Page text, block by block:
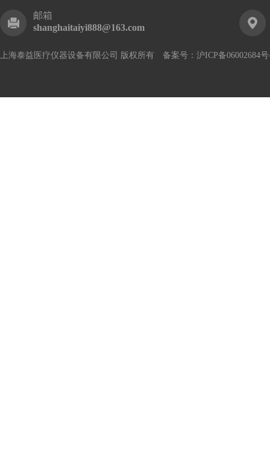
邮箱
shanghaitaiyi888@163.com
上海泰益医疗仪器设备有限公司 版权所有 备案号： 沪ICP备06002684